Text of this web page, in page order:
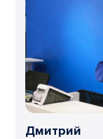
Дмитрий